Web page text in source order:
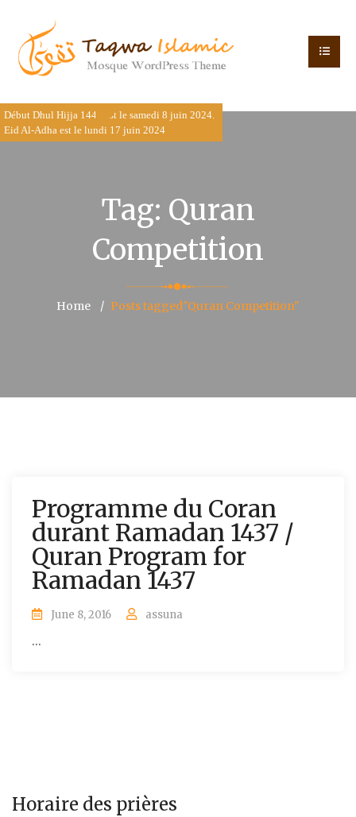
Début Dhul Hijja 1445 est le samedi 8 juin 2024.
Eid Al-Adha est le lundi 17 juin 2024
Tag: Quran
Competition
Home Posts tagged"Quran Competition"
Programme du Coran
durant Ramadan 1437 /
Quran Program for
Ramadan 1437
June 8, 2016 assuna
...
Horaire des prières